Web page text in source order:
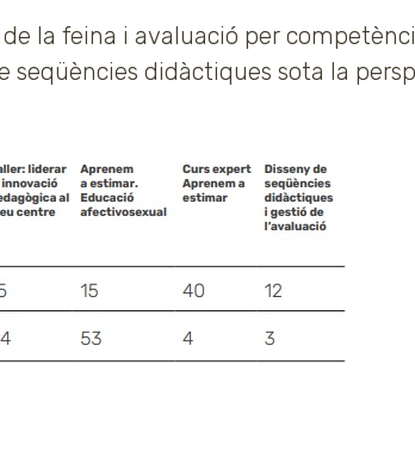
la feina i avaluació per
seqüències didàctiques sota la